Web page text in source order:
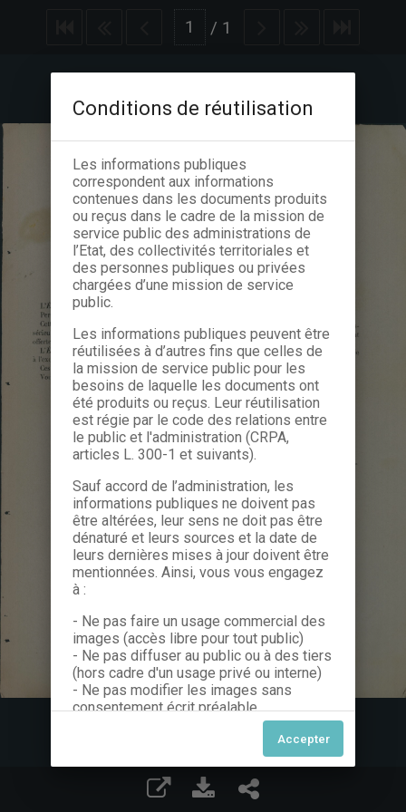
/ 1
Conditions de réutilisation
Les informations publiques
correspondent aux informations
contenues dans les documents produits
ou reçus dans le cadre de la mission de
service public des administrations de
l’Etat, des collectivités territoriales et
des personnes publiques ou privées
chargées d’une mission de service
public.
Les informations publiques peuvent être
réutilisées à d’autres fins que celles de
la mission de service public pour les
besoins de laquelle les documents ont
été produits ou reçus. Leur réutilisation
est régie par le code des relations entre
le public et l'administration (CRPA,
articles L. 300-1 et suivants).
Sauf accord de l’administration, les
informations publiques ne doivent pas
être altérées, leur sens ne doit pas être
dénaturé et leurs sources et la date de
leurs dernières mises à jour doivent être
mentionnées. Ainsi, vous vous engagez
à :
- Ne pas faire un usage commercial des
images (accès libre pour tout public)
- Ne pas diffuser au public ou à des tiers
(hors cadre d'un usage privé ou interne)
- Ne pas modifier les images sans
consentement écrit préalable
Dans le cas contraire, nous vous invitons
à nous contacter afin de solliciter le type
de Licence souhaitée parmi celles
proposées et le cas échéant, acquitter